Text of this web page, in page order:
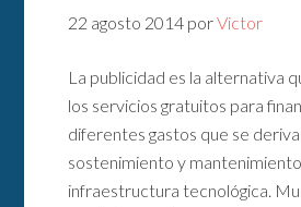
22 agosto 2014 porVictor
La publicidad es la alternativa
los servicios gratuitos para
diferentes gastos que se
sostenimiento y
infraestructura tecnológica.